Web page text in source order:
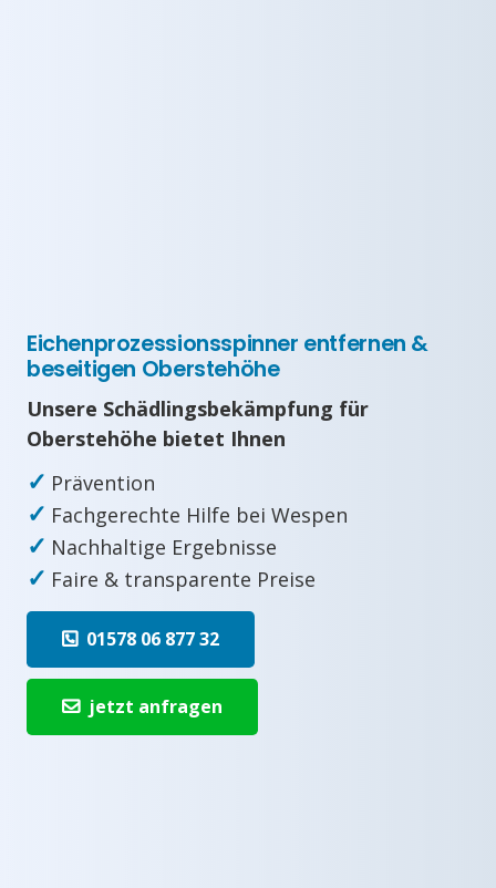
Eichenprozessionsspinner entfernen &
beseitigen Oberstehöhe
Unsere Schädlingsbekämpfung für
Oberstehöhe bietet Ihnen
✓ Prävention
✓ Fachgerechte Hilfe bei Wespen
✓ Nachhaltige Ergebnisse
✓ Faire & transparente Preise
01578 06 877 32
jetzt anfragen